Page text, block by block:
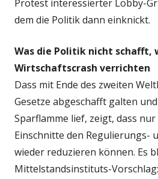
Protest interessierter Lobby-
dem die Politik dann einknickt.
Was die Politik nicht schafft,
Wirtschaftscrash verrichten
Dass mit Ende des zweiten
Gesetze abgeschafft galten
Sparflamme lief, zeigt, dass
Einschnitte den Regulierungs-
wieder reduzieren können. Es
Mittelstandsinstituts-